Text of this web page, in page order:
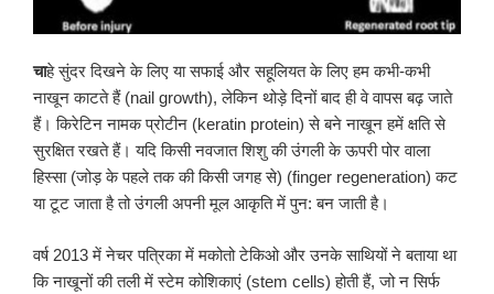
चाहे सुंदर दिखने के लिए या सफाई और सहूलियत के लिए हम कभी-कभी
नाखून काटते हैं (nail growth), लेकिन थोड़े दिनों बाद ही वे वापस बढ़ जाते
हैं। किरेटिन नामक प्रोटीन (keratin protein) से बने नाखून हमें क्षति से
सुरक्षित रखते हैं। यदि किसी नवजात शिशु की उंगली के ऊपरी पोर वाला
हिस्सा (जोड़ के पहले तक की किसी जगह से) (finger regeneration) कट
या टूट जाता है तो उंगली अपनी मूल आकृति में पुन: बन जाती है।
वर्ष 2013 में नेचर पत्रिका में मकोतो टेकिओ और उनके साथियों ने बताया था
कि नाखूनों की तली में स्टेम कोशिकाएं (stem cells) होती हैं, जो न सिर्फ